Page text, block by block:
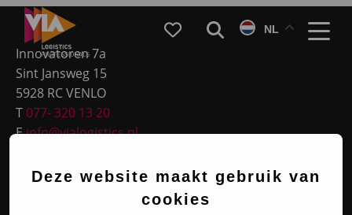
Deze website maakt gebruik van
cookies
VIA
Logistics
FavorietenZoekenNL
Site
footer
Innovatoren 7a
Sint Jansweg 15
5928 RC VENLO
T 077- 320 13 20
Einfo@vialogistics.nl
BTW NL820054719B01